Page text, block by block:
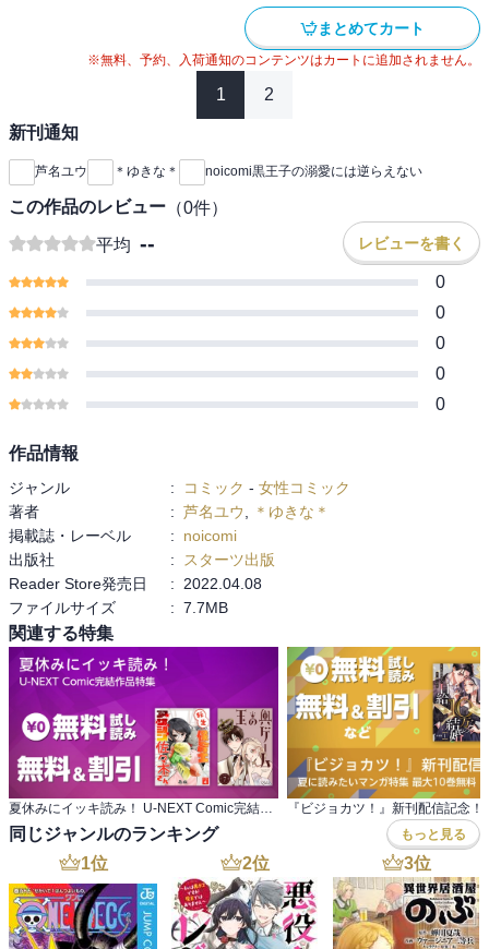
まとめてカート
※無料、予約、入荷通知のコンテンツはカートに追加されません。
1 2
新刊通知
芦名ユウ ＊ゆきな＊ noicomi黒王子の溺愛には逆らえない
この作品のレビュー （0件）
平均 -- レビューを書く
0
0
0
0
0
作品情報
ジャンル : コミック - 女性コミック
著者
: 芦名ユウ
＊ゆきな＊
掲載誌・レーベル
:
noicomi
出版社
:
スターツ出版
Reader Store発売日
:
2022.04.08
ファイルサイズ
: 7.7MB
関連する特集
夏休みにイッキ読み！ U-NEXT Comic完結作品特集
同じジャンルのランキング もっと見る
1位 2位 3位